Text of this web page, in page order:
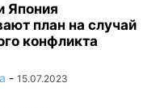
Япония
план на случай
конфликта
- 15.07.2023